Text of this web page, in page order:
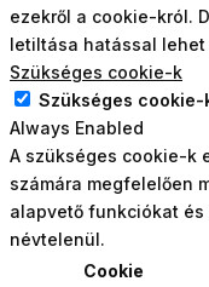
ezekről a cookie-król.
letiltása hatással
Szükséges cookie-k
Szükséges cookie-
Always Enabled
A szükséges cookie-k
számára megfelelően
alapvető funkciókat
névtelenül.
Cookie